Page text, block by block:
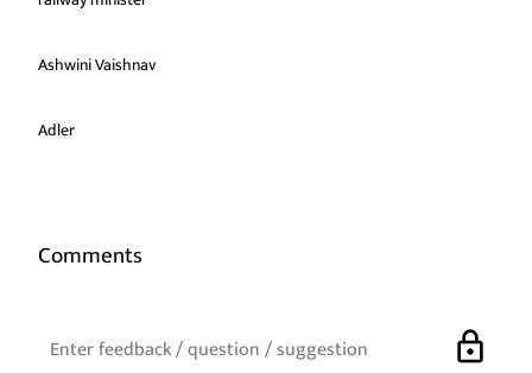
Ashwini Vaishnav
Adler
Comments
lock